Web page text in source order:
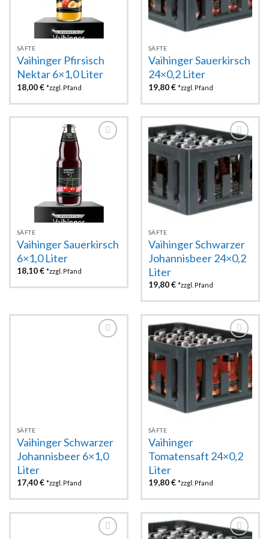
SÄFTE
Vaihinger Pfirsisch
Nektar 6×1,0 Liter
18,00€ *zzgl. Pfand
SÄFTE
Vaihinger Sauerkirsch
24×0,2 Liter
19,80€ *zzgl. Pfand
Wunschliste
hinzufügen
SÄFTE
Vaihinger Sauerkirsch
6×1,0 Liter
18,10€ *zzgl. Pfand
Zur
Wunschliste
hinzufügen
SÄFTE
Vaihinger Schwarzer
Johannisbeer 24×0,2
Liter
19,80€ *zzgl. Pfand
SÄFTE
Vaihinger Schwarzer
Johannisbeer 6×1,0
Liter
17,40€ *zzgl. Pfand
Zur
Wunschliste
hinzufügen
SÄFTE
Vaihinger
Tomatensaft 24×0,2
Liter
19,80€ *zzgl. Pfand